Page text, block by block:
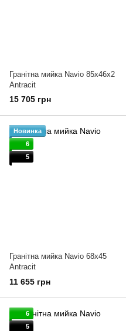
Гранітна мийка Navio 85x46x2
Antracit
15 705 грн
Новинка
6
5
Гранітна мийка Navio 68x45
Antracit
11 655 грн
6
5